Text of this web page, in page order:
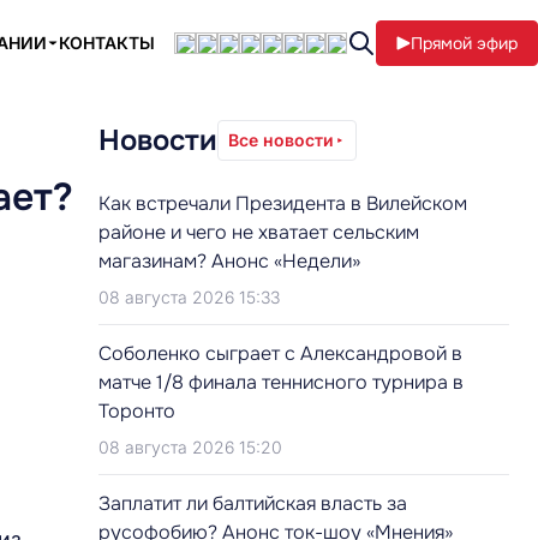
КОНТАКТЫ Прямой эфир
Новости Все новости
Как встречали Президента в Вилейском
районе и чего не хватает сельским
магазинам? Анонс «Недели»
08 августа 2026 15:33
Соболенко сыграет с Александровой в
матче 1/8 финала теннисного турнира в
Торонто
08 августа 2026 15:20
Заплатит ли балтийская власть за
русофобию? Анонс ток-шоу «Мнения»